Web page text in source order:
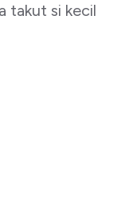
takut si kecil